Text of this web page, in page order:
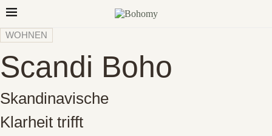
WOHNEN
Scandi Boho
Skandinavische
Klarheit trifft